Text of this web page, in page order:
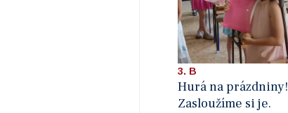
3. B
Hurá na prázdniny!
Zasloužíme si je.